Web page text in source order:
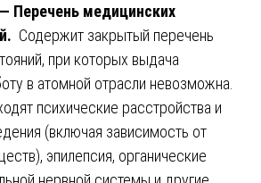
Перечень медицинских
Содержит закрытый перечень
при которых выдача
в атомной отрасли невозможна.
психические расстройства и
(включая зависимость от
эпилепсия, органические